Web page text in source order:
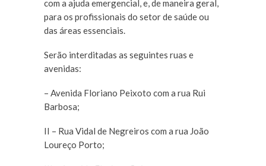
com a ajuda emergencial, e, de maneira geral,
para os profissionais do setor de saúde ou
das áreas essenciais.
Serão interditadas as seguintes ruas e
avenidas:
– Avenida Floriano Peixoto com a rua Rui
Barbosa;
II – Rua Vidal de Negreiros com a rua João
Loureço Porto;